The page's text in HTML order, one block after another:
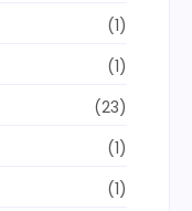
(1)
(1)
(23)
(1)
(1)